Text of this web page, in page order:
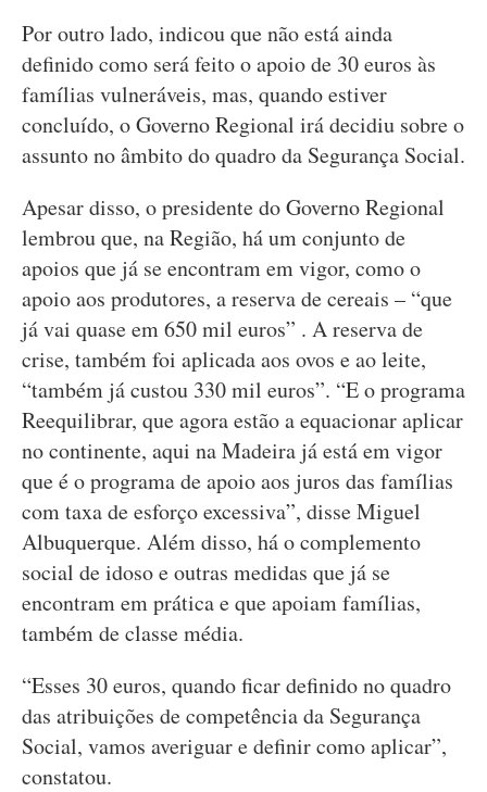
Por outro lado, indicou que não está ainda
definido como será feito o apoio de 30 euros às
famílias vulneráveis, mas, quando estiver
concluído, o Governo Regional irá decidiu sobre o
assunto no âmbito do quadro da Segurança Social.
Apesar disso, o presidente do Governo Regional
lembrou que, na Região, há um conjunto de
apoios que já se encontram em vigor, como o
apoio aos produtores, a reserva de cereais – “que
já vai quase em 650 mil euros” . A reserva de
crise, também foi aplicada aos ovos e ao leite,
“também já custou 330 mil euros”. “E o programa
Reequilibrar, que agora estão a equacionar aplicar
no continente, aqui na Madeira já está em vigor
que é o programa de apoio aos juros das famílias
com taxa de esforço excessiva”, disse Miguel
Albuquerque. Além disso, há o complemento
social de idoso e outras medidas que já se
encontram em prática e que apoiam famílias,
também de classe média.
“Esses 30 euros, quando ficar definido no quadro
das atribuições de competência da Segurança
Social, vamos averiguar e definir como aplicar”,
constatou.